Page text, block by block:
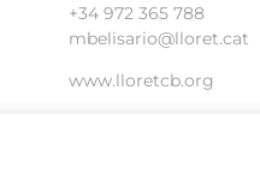
+34 972 365 788
mbelisario@lloret.cat
www.lloretcb.org